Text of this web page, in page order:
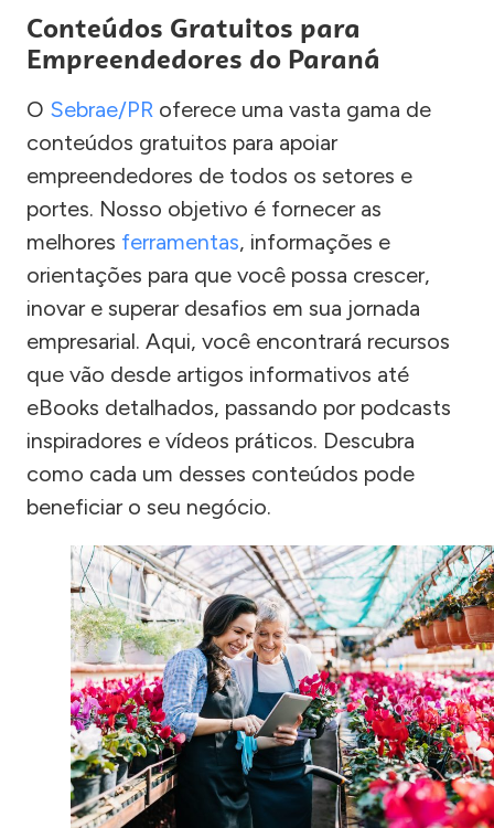
Conteúdos Gratuitos para
Empreendedores do Paraná
O Sebrae/PR oferece uma vasta gama de
conteúdos gratuitos para apoiar
empreendedores de todos os setores e
portes. Nosso objetivo é fornecer as
melhores ferramentas, informações e
orientações para que você possa crescer,
inovar e superar desafios em sua jornada
empresarial. Aqui, você encontrará recursos
que vão desde artigos informativos até
eBooks detalhados, passando por podcasts
inspiradores e vídeos práticos. Descubra
como cada um desses conteúdos pode
beneficiar o seu negócio.